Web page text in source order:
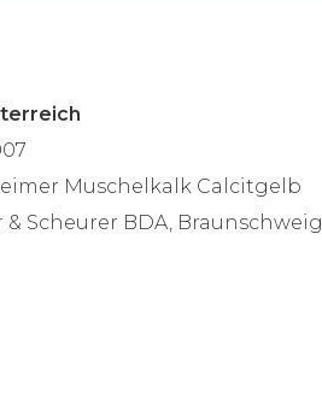
Muschelkalk Calcitgelb
& Scheurer BDA, Braunschweig